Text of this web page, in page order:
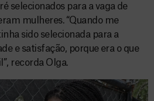
selecionados para a vaga de
mulheres. “Quando me
sido selecionada para a
e satisfação, porque era o que
recorda Olga.